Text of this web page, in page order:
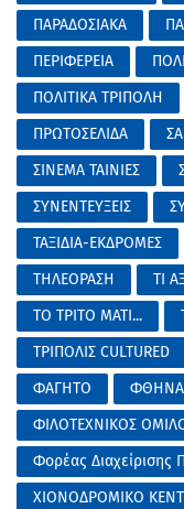
ΠΑΡΑΔΟΣΙΑΚΑ
ΠΕΡΙΦΕΡΕΙΑ
ΠΟΛΙΤΙΚΑ ΤΡΙΠΟΛΗ
ΠΡΩΤΟΣΕΛΙΔΑ
ΣΙΝΕΜΑ ΤΑΙΝΙΕΣ
ΣΥΝΕΝΤΕΥΞΕΙΣ
ΤΑΞΙΔΙΑ-ΕΚΔΡΟΜΕΣ
ΤΗΛΕΟΡΑΣΗ
ΤΙ
ΤΟ ΤΡΙΤΟ ΜΑΤΙ...
ΤΡΙΠΟΛΙΣ CULTURED
ΦΑΓΗΤΟ
ΦΘΗΝΑ
ΦΙΛΟΤΕΧΝΙΚΟΣ
Φορέας Διαχείρισης
ΧΙΟΝΟΔΡΟΜΙΚΟ